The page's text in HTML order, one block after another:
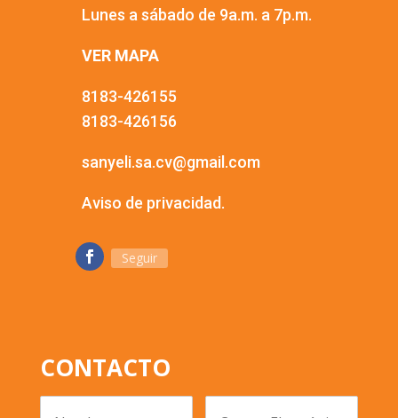
Lunes a sábado de 9a.m. a 7p.m.
VER MAPA
8183-426155
8183-426156
sanyeli.sa.cv@gmail.com
Aviso de privacidad.
Seguir
CONTACTO